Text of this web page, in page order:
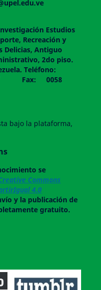
Estudios
Recreación y
Delicias, Antiguo
2do piso.
Teléfono:
/ Fax: 0058
bajo la plataforma,
se
Commons
4.0
y la publicación de
gratuito.